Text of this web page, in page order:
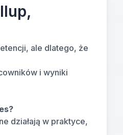
ale dlatego, że
i wyniki
działają w praktyce,